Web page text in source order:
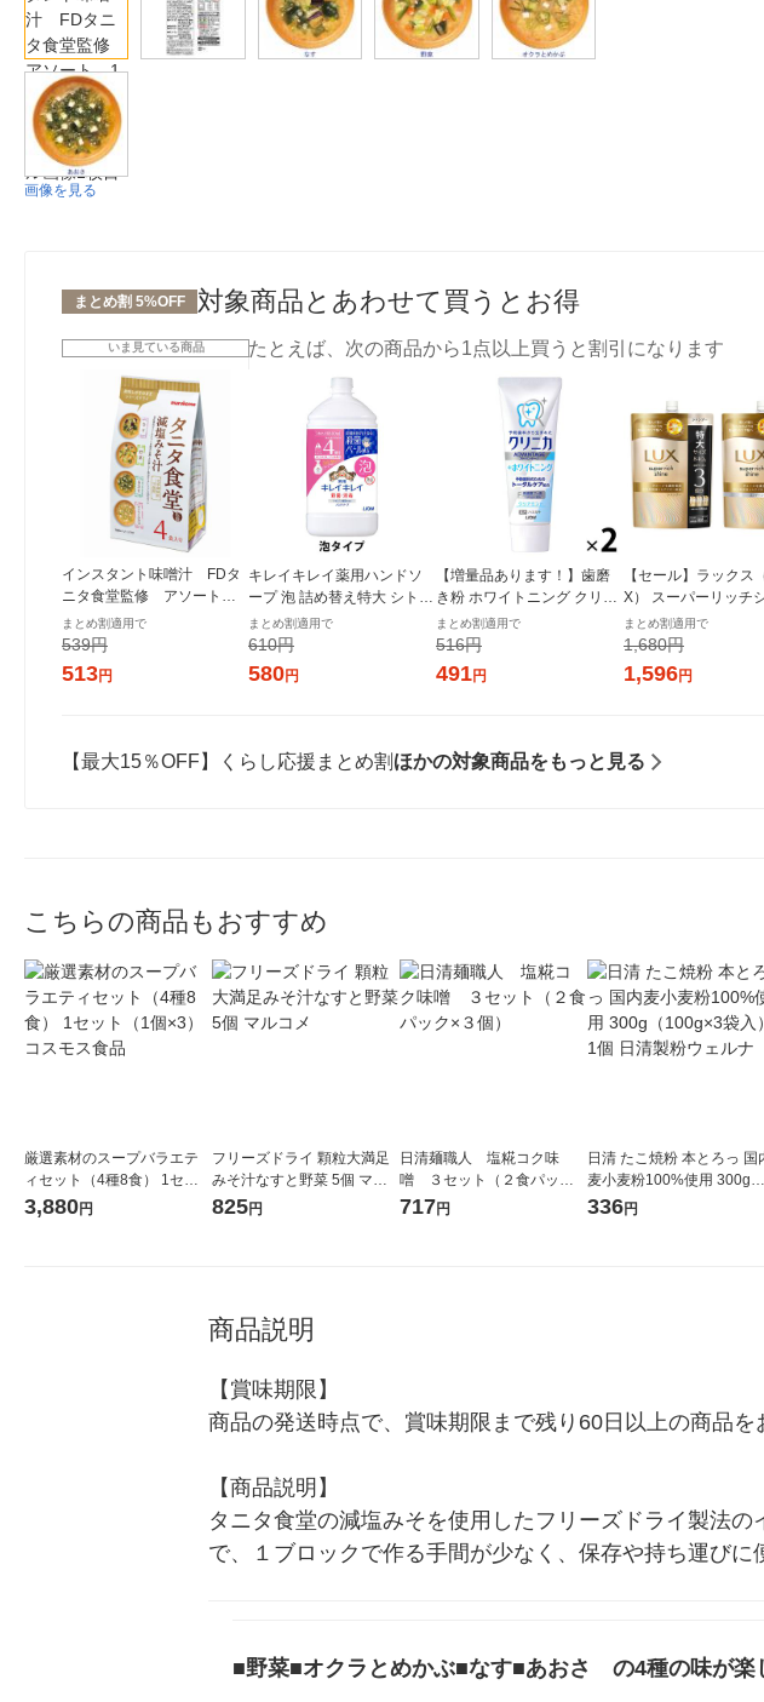
画像を見る
まとめ割 5%OFF 対象商品とあわせて買うとお得
いま見ている商品
インスタント味噌汁 FDタ
ニタ食堂監修 アソート 1
袋(4食入) マルコメ
まとめ割適用で
539円
513円
たとえば、次の商品から1点以上買うと割引になります
キレイキレイ薬用ハンドソ
ープ 泡 詰め替え特大 シトラ
スフルーティ 800ml 殺菌 保
湿 (泡タイプ)ライオン
まとめ割適用で
610円
580円
【増量品あります！】歯磨
き粉 ホワイトニング クリニ
カアドバンテージ +ホワイト
ニング ハミガキ クリアミン
まとめ割適用で
516円
491円
【セール】ラックス
X） スーパーリッチ
ダメージリペア 補修
プー+コンディショナ
ーバ
まとめ割適用で
1,680円
1,596円
【最大15％OFF】くらし応援まとめ割 ほかの対象商品をもっと見る
こちらの商品もおすすめ
厳選素材のスープバラエテ
ィセット（4種8食） 1セッ
ト（1個×3） コスモス食品
3,880円
フリーズドライ 顆粒大満足
みそ汁なすと野菜 5個 マル
コメ
825円
日清麺職人 塩糀コク味
噌 ３セット（２食パック×
３個）
717円
日清 たこ焼粉 本とろっ 国
麦小麦粉100%使用 300g（1
00g×3袋入）1個 日清製粉ウ
336円
商品説明
【賞味期限】
商品の発送時点で、賞味期限まで残り60日以上の商品を
【商品説明】
タニタ食堂の減塩みそを使用したフリーズドライ製法
で、１ブロックで作る手間が少なく、保存や持ち運び
■野菜■オクラとめかぶ■なす■あおさ の4種の味が楽